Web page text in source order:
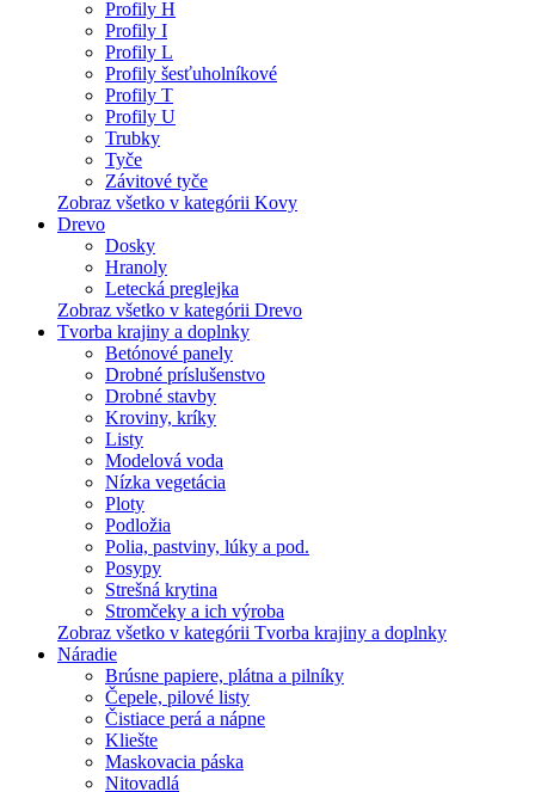
Profily H
Profily I
Profily L
Profily šesťuholníkové
Profily T
Profily U
Trubky
Tyče
Závitové tyče
Zobraz všetko v kategórii Kovy
Drevo
Dosky
Hranoly
Letecká preglejka
Zobraz všetko v kategórii Drevo
Tvorba krajiny a doplnky
Betónové panely
Drobné príslušenstvo
Drobné stavby
Kroviny, kríky
Listy
Modelová voda
Nízka vegetácia
Ploty
Podložia
Polia, pastviny, lúky a pod.
Posypy
Strešná krytina
Stromčeky a ich výroba
Zobraz všetko v kategórii Tvorba krajiny a doplnky
Náradie
Brúsne papiere, plátna a pilníky
Čepele, pilové listy
Čistiace perá a nápne
Kliešte
Maskovacia páska
Nitovadlá